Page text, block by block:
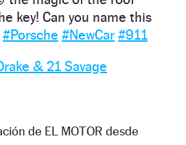
key! Can you name this
#Porsche #NewCar #911
& 21 Savage
de EL MOTOR desde